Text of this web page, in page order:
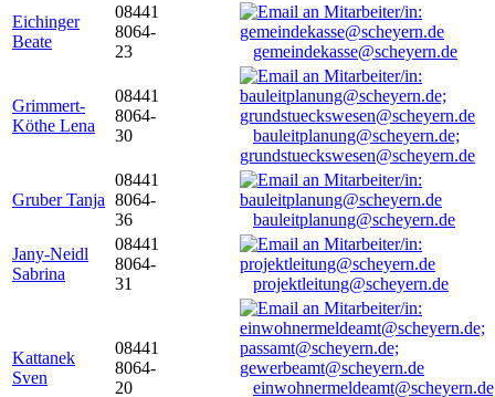
Eichinger
Beate
08441
8064-
23
gemeindekasse@scheyern.de
Grimmert-
Köthe Lena
08441
8064-
30
bauleitplanung@scheyern.de;
grundstueckswesen@scheyern.de
Gruber Tanja
08441
8064-
36
bauleitplanung@scheyern.de
Jany-Neidl
Sabrina
08441
8064-
31
projektleitung@scheyern.de
Kattanek
Sven
08441
8064-
20